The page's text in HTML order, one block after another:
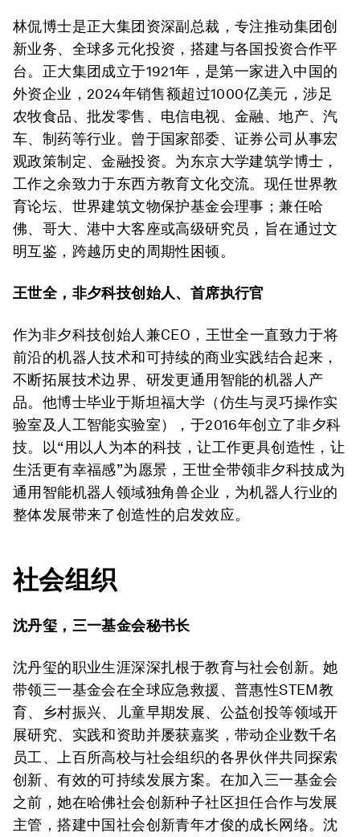
林侃博士是正大集团资深副总裁，专注推动集团创
新业务、全球多元化投资，搭建与各国投资合作平
台。正大集团成立于1921年，是第一家进入中国的
外资企业，2024年销售额超过1000亿美元，涉足
农牧食品、批发零售、电信电视、金融、地产、汽
车、制药等行业。曾于国家部委、证券公司从事宏
观政策制定、金融投资。为东京大学建筑学博士，
工作之余致力于东西方教育文化交流。现任世界教
育论坛、世界建筑文物保护基金会理事；兼任哈
佛、哥大、港中大客座或高级研究员，旨在通过文
明互鉴，跨越历史的周期性困顿。
王世全，非夕科技创始人、首席执行官
作为非夕科技创始人兼CEO，王世全一直致力于将
前沿的机器人技术和可持续的商业实践结合起来，
不断拓展技术边界、研发更通用智能的机器人产
品。他博士毕业于斯坦福大学（仿生与灵巧操作实
验室及人工智能实验室），于2016年创立了非夕科
技。以“用以人为本的科技，让工作更具创造性，让
生活更有幸福感”为愿景，王世全带领非夕科技成为
通用智能机器人领域独角兽企业，为机器人行业的
整体发展带来了创造性的启发效应。
社会组织
沈丹玺，三一基金会秘书长
沈丹玺的职业生涯深深扎根于教育与社会创新。她
带领三一基金会在全球应急救援、普惠性STEM教
育、乡村振兴、儿童早期发展、公益创投等领域开
展研究、实践和资助并屡获嘉奖，带动企业数千名
员工、上百所高校与社会组织的各界伙伴共同探索
创新、有效的可持续发展方案。在加入三一基金会
之前，她在哈佛社会创新种子社区担任合作与发展
主管，搭建中国社会创新青年才俊的成长网络。沈